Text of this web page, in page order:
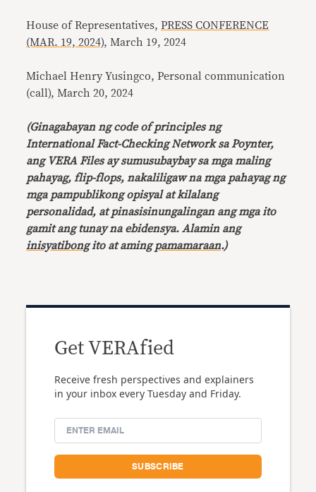
House of Representatives,PRESS CONFERENCE
(MAR. 19, 2024), March 19, 2024
Michael Henry Yusingco, Personal communication
(call), March 20, 2024
(Ginagabayan ng code of principles ng
International Fact-Checking Network sa Poynter,
ang VERA Files ay sumusubaybay sa mga maling
pahayag, flip-flops, nakaliligaw na mga pahayag ng
mga pampublikong opisyal at kilalang
personalidad, at pinasisinungalingan ang mga ito
gamit ang tunay na ebidensya. Alamin ang
inisyatibongito at amingpamamaraan.)
Get VERAfied
Receive fresh perspectives and explainers
in your inbox every Tuesday and Friday.